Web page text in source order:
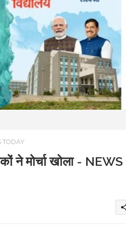
TODAY
ने मोर्चा खोला - NEWS